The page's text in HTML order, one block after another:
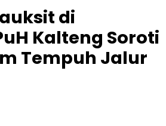
di
Kalteng Soroti
Tempuh Jalur